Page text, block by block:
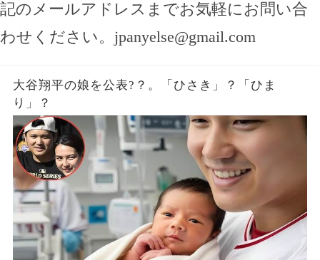
記のメールアドレスまでお気軽にお問い合
わせください。 jpanyelse@gmail.com
大谷翔平の娘を公表?？。「ひさき」？「ひま
り」？